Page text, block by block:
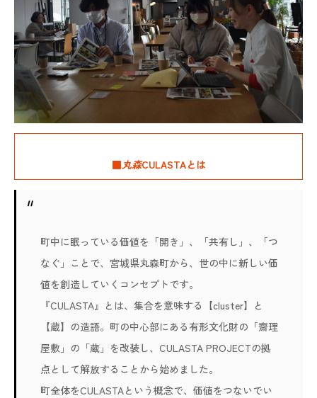
■丸森CULASTAとは
町中に眠っている価値を「開き」、「共有し」、「つ
なぐ」ことで、宮城県丸森町から、世の中に新しい価
値を創造していくコンセプトです。
『CULASTA』とは、集合を意味する【cluster】と
【蔵】の造語。町の中心部にある有形文化財の「齋理
屋敷」の「蔵」を改装し、CULASTA PROJECTの拠
点として解放することから始めました。
町全体をCULASTAという概念で、価値をつないでい